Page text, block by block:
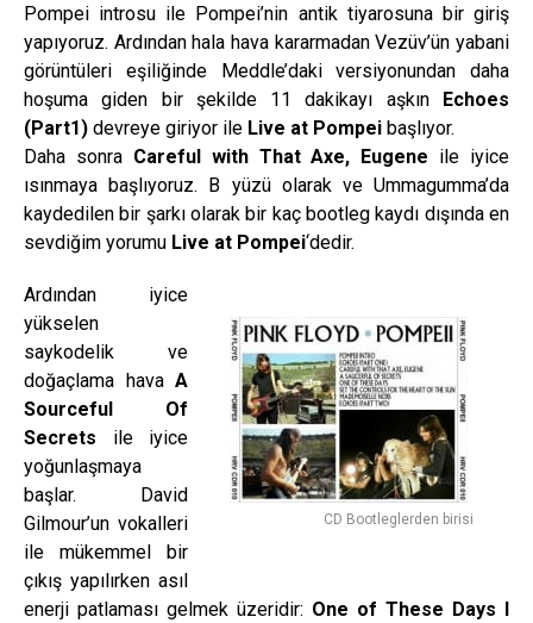
Pompei introsu ile Pompei’nin antik tiyarosuna bir giriş
yapıyoruz. Ardından hala hava kararmadan Vezüv’ün yabani
görüntüleri eşiliğinde Meddle’daki versiyonundan daha
hoşuma giden bir şekilde 11 dakikayı aşkın
Echoes
(Part1) devreye giriyor ile Live at Pompei başlıyor.
Daha sonra Careful with That Axe, Eugene ile iyice
ısınmaya başlıyoruz. B yüzü olarak ve Ummagumma’da
kaydedilen bir şarkı olarak bir kaç bootleg kaydı dışında en
sevdiğim yorumu Live at Pompei‘dedir.
CD Bootleglerden birisi
Ardından iyice
yükselen
saykodelik ve
doğaçlama hava A
Sourceful Of
Secrets ile iyice
yoğunlaşmaya
başlar. David
Gilmour’un vokalleri
ile mükemmel bir
çıkış yapılırken asıl
enerji patlaması gelmek üzeridir: One of These Days I